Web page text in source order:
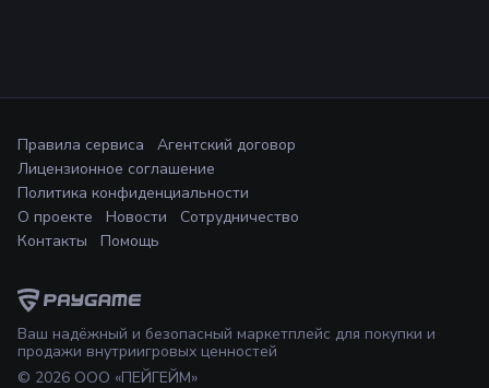
Ваш надёжный и безопасный маркетплейс для покупки и
продажи внутриигровых ценностей
© 2026 ООО «ПЕЙГЕЙМ»
Правила сервиса
Агентский договор
Лицензионное соглашение
Политика конфиденциальности
О проекте
Новости
Сотрудничество
Контакты
Помощь